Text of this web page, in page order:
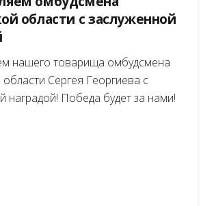
области с заслуженной
нашего товарища омбудсмена
Сергея Георгиева с
наградой! Победа будет за нами!